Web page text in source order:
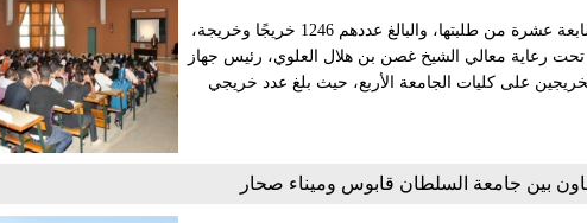
احتفلت جامعة نزوى مساء اليوم بتخريج الدفعة السابعة عشرة من طلبتها، والبالغ عددهم 1246 خريجًا وخريجة،
تحت رعاية معالي الشيخ غصن بن هلال العلوي، رئيس جهاز
الخريجين على كليات الجامعة الأربع، حيث بلغ عدد خريجي
بين جامعة السلطان قابوس وميناء صحار